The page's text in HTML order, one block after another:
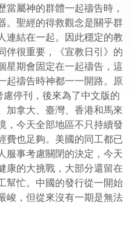
屬神的群體一起禱告時，
。聖經的得救觀念是關乎群
連結在一起。因此穩定的教
伴很重要，《宣教日引》的
星期會固定在一起禱告，這
起禱告時神都一一開路。原
停刊，後來為了中文版的
加拿大、臺灣、香港和馬來
，今天全部地區不只持續發
費也足夠。美國的同工都已
服事考慮關閉的決定，今天
康的大挑戰，大部分還留在
幫忙。中國的發行從一開始
峻，但從來沒有一期是無法